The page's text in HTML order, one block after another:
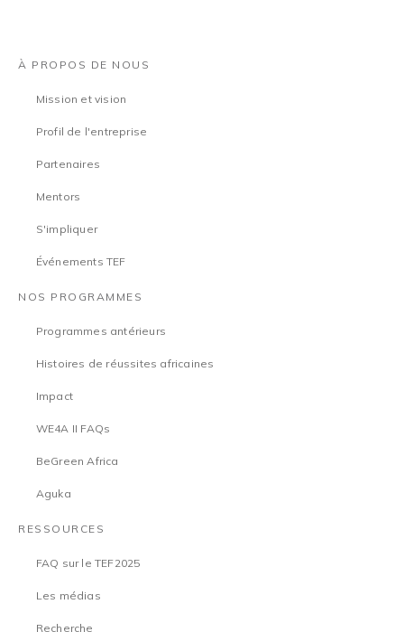
À PROPOS DE NOUS
Mission et vision
Profil de l'entreprise
Partenaires
Mentors
S'impliquer
Événements TEF
NOS PROGRAMMES
Programmes antérieurs
Histoires de réussites africaines
Impact
WE4A II FAQs
BeGreen Africa
Aguka
RESSOURCES
FAQ sur le TEF2025
Les médias
Recherche